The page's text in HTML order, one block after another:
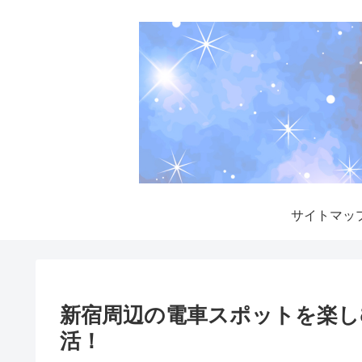
サイトマッ
新宿周辺の電車スポットを楽
活！